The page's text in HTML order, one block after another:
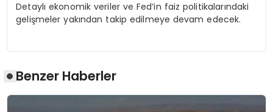
Detaylı ekonomik veriler ve Fed’in faiz politikalarındaki
gelişmeler yakından takip edilmeye devam edecek.
Benzer Haberler